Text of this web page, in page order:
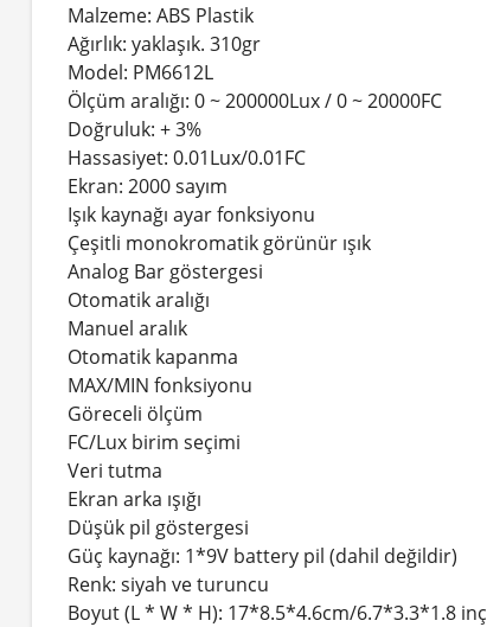
Malzeme: ABS Plastik
Ağırlık: yaklaşık. 310gr
Model: PM6612L
Ölçüm aralığı: 0 ~ 200000Lux / 0 ~ 20000FC
Doğruluk: + 3%
Hassasiyet: 0.01Lux/0.01FC
Ekran: 2000 sayım
Işık kaynağı ayar fonksiyonu
Çeşitli monokromatik görünür ışık
Analog Bar göstergesi
Otomatik aralığı
Manuel aralık
Otomatik kapanma
MAX/MIN fonksiyonu
Göreceli ölçüm
FC/Lux birim seçimi
Veri tutma
Ekran arka ışığı
Düşük pil göstergesi
Güç kaynağı: 1*9V battery pil (dahil değildir)
Renk: siyah ve turuncu
Boyut (L * W * H): 17*8.5*4.6cm/6.7*3.3*1.8 inç